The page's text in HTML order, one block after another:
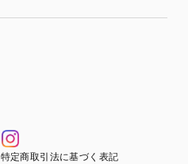
特定商取引法に基づく表記